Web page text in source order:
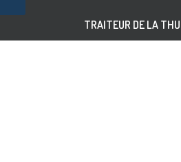
TRAITEUR DE LA